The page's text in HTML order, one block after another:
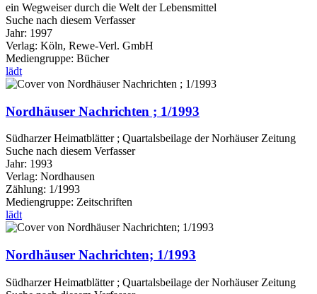
ein Wegweiser durch die Welt der Lebensmittel
Suche nach diesem Verfasser
Jahr: 1997
Verlag: Köln, Rewe-Verl. GmbH
Mediengruppe: Bücher
lädt
Nordhäuser Nachrichten ; 1/1993
Südharzer Heimatblätter ; Quartalsbeilage der Norhäuser Zeitung
Suche nach diesem Verfasser
Jahr: 1993
Verlag: Nordhausen
Zählung: 1/1993
Mediengruppe: Zeitschriften
lädt
Nordhäuser Nachrichten; 1/1993
Südharzer Heimatblätter ; Quartalsbeilage der Norhäuser Zeitung